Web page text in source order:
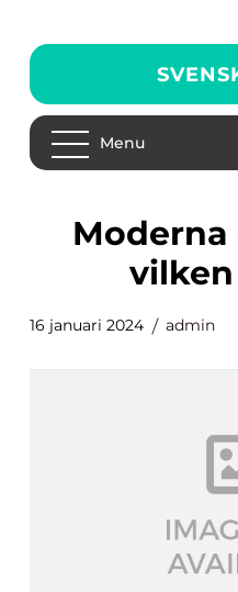
Menu
moderna eller pfizer
16 januari 2024 admin